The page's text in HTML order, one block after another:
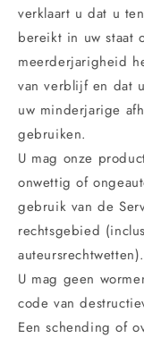
verklaart u dat u
bereikt in uw staat
meerderjarigheid
van verblijf en dat
uw minderjarige
gebruiken.
U mag onze
onwettig of
gebruik van de
rechtsgebied
auteursrechtwetten).
U mag geen
code van
Een schending of